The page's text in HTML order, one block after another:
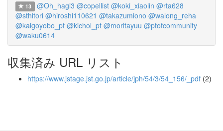
13 @Oh_hagi3 @copellist @koki_xiaolin @rta628
@sthitori @hiroshi110621 @takazumiono @walong_reha
@kaigoyobo_pt @kichol_pt @moritayuu @ptofcommunity
@waku0614
収集済み URL リスト
https://www.jstage.jst.go.jp/article/jph/54/3/54_156/_pdf (2)